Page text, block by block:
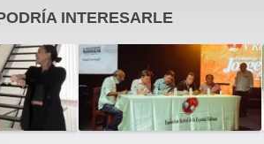
INTERESARLE